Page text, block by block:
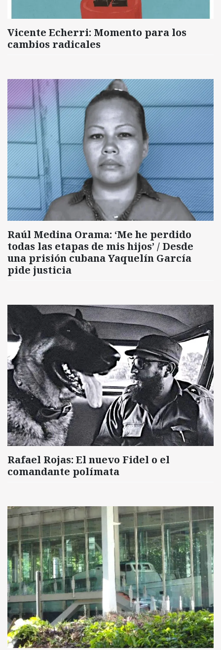
Vicente Echerri: Momento para los
cambios radicales
Raúl Medina Orama: ‘Me he perdido
todas las etapas de mis hijos’ / Desde
una prisión cubana Yaquelín García
pide justicia
Rafael Rojas: El nuevo Fidel o el
comandante polímata